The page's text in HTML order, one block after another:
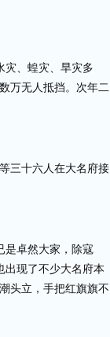
灾、蝗灾、旱灾多
万无人抵挡。次年二
三十六人在大名府接
是卓然大家，除寇
出现了不少大名府本
头立，手把红旗旗不